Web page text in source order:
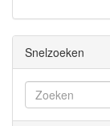
Snelzoeken